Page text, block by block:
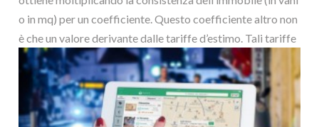
o in mq) per un coefficiente. Questo coefficiente altro non
è che un valore derivante dalle tariffe d’estimo. Tali tariffe